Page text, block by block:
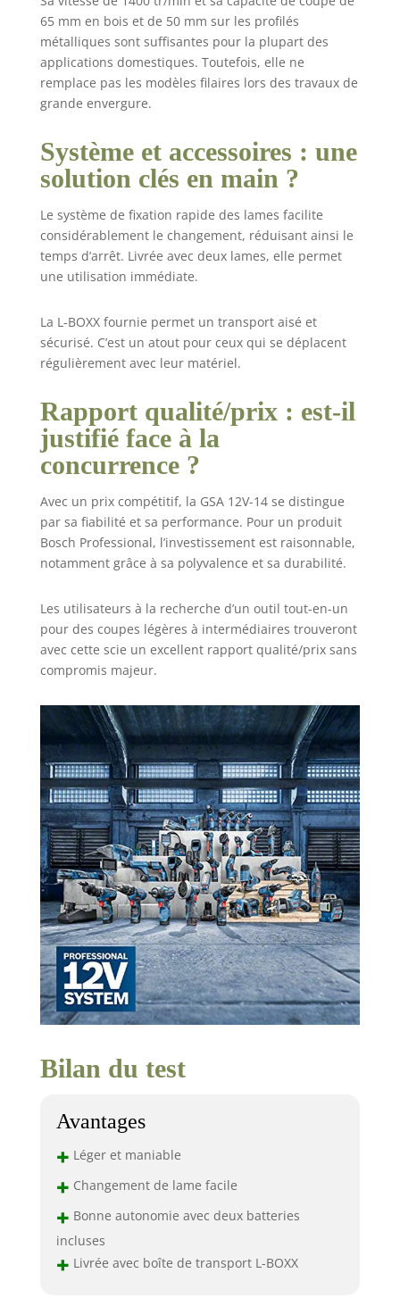
65 mm en bois et de 50 mm sur les profilés
métalliques sont suffisantes pour la plupart des
applications domestiques. Toutefois, elle ne
remplace pas les modèles filaires lors des travaux de
grande envergure.
Système et accessoires : une
solution clés en main ?
Le système de fixation rapide des lames facilite
considérablement le changement, réduisant ainsi le
temps d’arrêt. Livrée avec deux lames, elle permet
une utilisation immédiate.
La L-BOXX fournie permet un transport aisé et
sécurisé. C’est un atout pour ceux qui se déplacent
régulièrement avec leur matériel.
Rapport qualité/prix : est-il
justifié face à la
concurrence ?
Avec un prix compétitif, la GSA 12V-14 se distingue
par sa fiabilité et sa performance. Pour un produit
Bosch Professional, l’investissement est raisonnable,
notamment grâce à sa polyvalence et sa durabilité.
Les utilisateurs à la recherche d’un outil tout-en-un
pour des coupes légères à intermédiaires trouveront
avec cette scie un excellent rapport qualité/prix sans
compromis majeur.
Bilan du test
Avantages
+ Léger et maniable
+ Changement de lame facile
+ Bonne autonomie avec deux batteries
incluses
+ Livrée avec boîte de transport L-BOXX